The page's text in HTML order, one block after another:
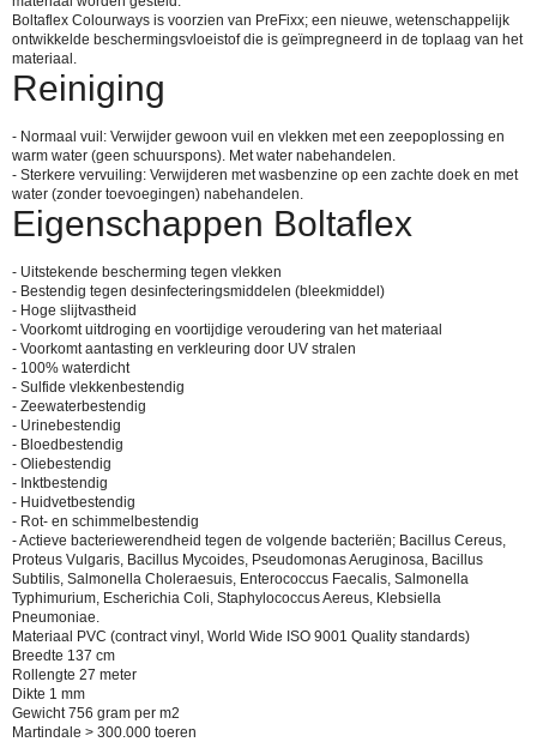
Boltaflex Colourways is voorzien van PreFixx; een nieuwe, wetenschappelijk
ontwikkelde beschermingsvloeistof die is geïmpregneerd in de toplaag van het
materiaal.
Reiniging
- Normaal vuil: Verwijder gewoon vuil en vlekken met een zeepoplossing en
warm water (geen schuurspons). Met water nabehandelen.
- Sterkere vervuiling: Verwijderen met wasbenzine op een zachte doek en met
water (zonder toevoegingen) nabehandelen.
Eigenschappen Boltaflex
- Uitstekende bescherming tegen vlekken
- Bestendig tegen desinfecteringsmiddelen (bleekmiddel)
- Hoge slijtvastheid
- Voorkomt uitdroging en voortijdige veroudering van het materiaal
- Voorkomt aantasting en verkleuring door UV stralen
- 100% waterdicht
- Sulfide vlekkenbestendig
- Zeewaterbestendig
- Urinebestendig
- Bloedbestendig
- Oliebestendig
- Inktbestendig
- Huidvetbestendig
- Rot- en schimmelbestendig
- Actieve bacteriewerendheid tegen de volgende bacteriën; Bacillus Cereus,
Proteus Vulgaris, Bacillus Mycoides, Pseudomonas Aeruginosa, Bacillus
Subtilis, Salmonella Choleraesuis, Enterococcus Faecalis, Salmonella
Typhimurium, Escherichia Coli, Staphylococcus Aereus, Klebsiella
Pneumoniae.
Materiaal PVC (contract vinyl, World Wide ISO 9001 Quality standards)
Breedte 137 cm
Rollengte 27 meter
Dikte 1 mm
Gewicht 756 gram per m2
Martindale > 300.000 toeren